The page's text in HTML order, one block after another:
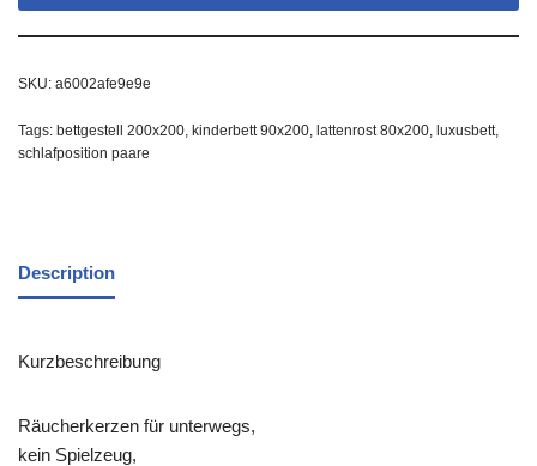
SKU: a6002afe9e9e
Tags: bettgestell 200x200, kinderbett 90x200, lattenrost 80x200, luxusbett,
schlafposition paare
Description
Kurzbeschreibung
Räucherkerzen für unterwegs,
kein Spielzeug,